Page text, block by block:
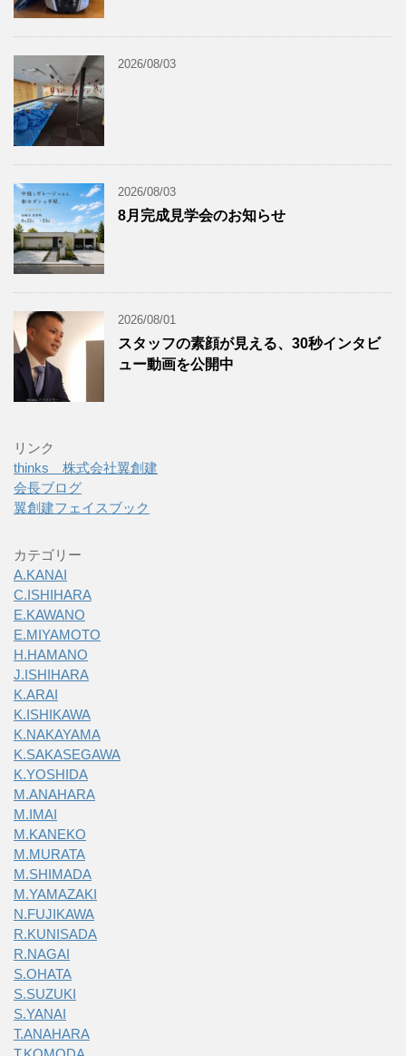
2026/08/03
2026/08/03
8月完成見学会のお知らせ
2026/08/01
スタッフの素顔が見える、30秒インタビ
ュー動画を公開中
リンク
thinks 株式会社翼創建
会長ブログ
翼創建フェイスブック
カテゴリー
A.KANAI
C.ISHIHARA
E.KAWANO
E.MIYAMOTO
H.HAMANO
J.ISHIHARA
K.ARAI
K.ISHIKAWA
K.NAKAYAMA
K.SAKASEGAWA
K.YOSHIDA
M.ANAHARA
M.IMAI
M.KANEKO
M.MURATA
M.SHIMADA
M.YAMAZAKI
N.FUJIKAWA
R.KUNISADA
R.NAGAI
S.OHATA
S.SUZUKI
S.YANAI
T.ANAHARA